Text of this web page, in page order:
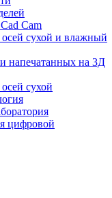
Cam
сухой и влажный
напечатанных на 3Д
сухой
цифровой